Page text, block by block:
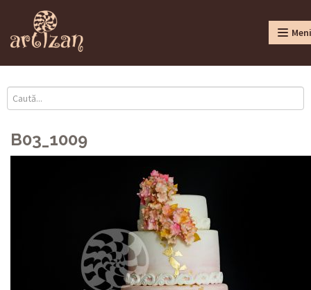
B03_1009